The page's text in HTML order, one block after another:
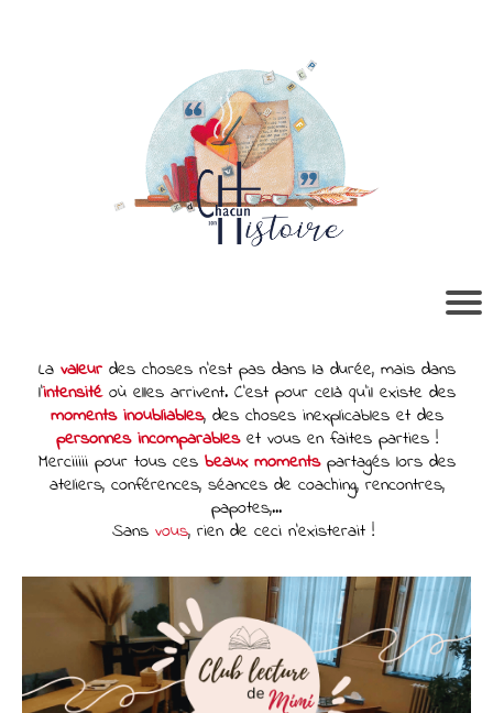
La valeurdes choses n’est pas dans la durée, mais dans
l’intensitéoù elles arrivent. C’est pour celà qu’il existe des
moments inoubliables, des choses inexplicables et des
personnes incomparableset vous en faites parties !
Merciiiii pour tous ces beaux momentspartagés lors des
ateliers, conférences, séances de coaching, rencontres,
papotes,...
Sans vous, rien de ceci n'existerait !